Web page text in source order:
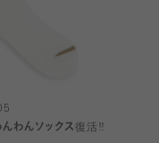
わんソックス復活‼️